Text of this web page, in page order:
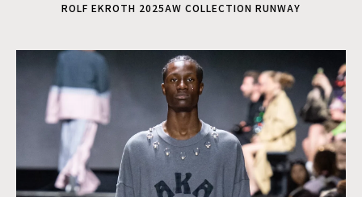
ROLF EKROTH 2025AW COLLECTION RUNWAY